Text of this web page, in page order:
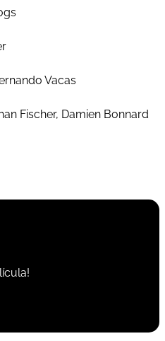
Vacas
Fischer, Damien Bonnard